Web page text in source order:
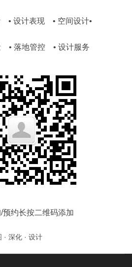
• 设计表现 • 空间设计•
• 落地管控 • 设计服务
预约长按二维码添加
· 深化 · 设计